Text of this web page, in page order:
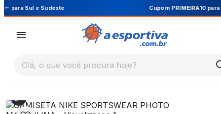
Cupom PRIMEIRA10 para 10% OFF na 1ª compra
Olá, o que você procura hoje?